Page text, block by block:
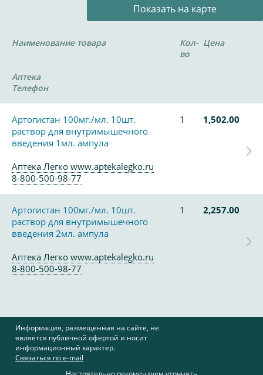
Показать на карте
Наименование товара
Кол-
во
Цена
Аптека
Телефон
Артогистан 100мг./мл. 10шт.
раствор для внутримышечного
введения 1мл. ампула
1 1,502.00
Аптека Легко www.aptekalegko.ru
8-800-500-98-77
Артогистан 100мг./мл. 10шт.
раствор для внутримышечного
введения 2мл. ампула
1 2,257.00
Аптека Легко www.aptekalegko.ru
8-800-500-98-77
Информация, размещенная на сайте, не
является публичной офертой и носит
информационный характер.
Связаться по e-mail